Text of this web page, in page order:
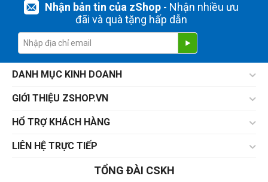
Nhận bản tin của zShop- Nhận nhiều ưu
đãi và quà tặng hấp dẫn
DANH MỤC KINH DOANH
GIỚI THIỆU ZSHOP.VN
HỔ TRỢ KHÁCH HÀNG
LIÊN HỆ TRỰC TIẾP
TỔNG ĐÀI CSKH